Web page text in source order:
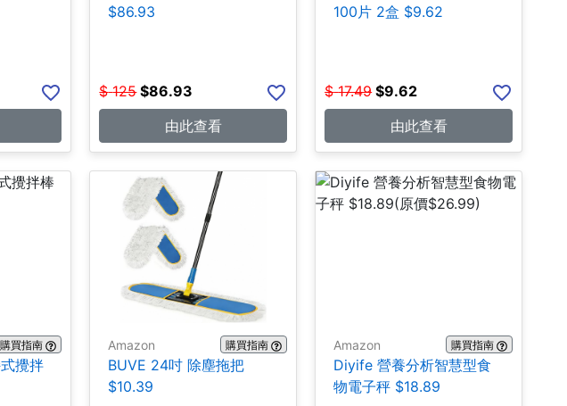
$86.93
$ 125 $86.93
由此查看
100片 2盒 $9.62
$ 17.49 $9.62
由此查看
購買指南
攪拌
Amazon 購買指南
BUVE 24吋 除塵拖把
$10.39
Amazon 購買指南
Diyife 營養分析智慧型食
物電子秤 $18.89